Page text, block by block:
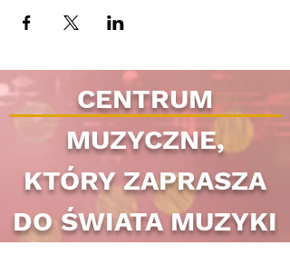
CENTRUM
MUZYCZNE,
KTÓRY ZAPRASZA
DO ŚWIATA MUZYKI